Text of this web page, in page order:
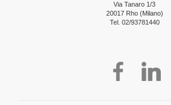
Via Tanaro 1/3
20017 Rho (Milano)
Tel. 02/93781440